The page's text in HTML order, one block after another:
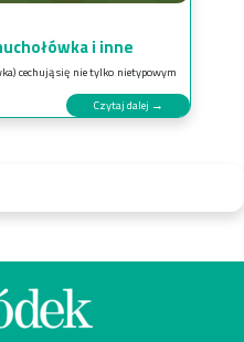
i inne
cechują się nie tylko nietypowym
Czytaj dalej →